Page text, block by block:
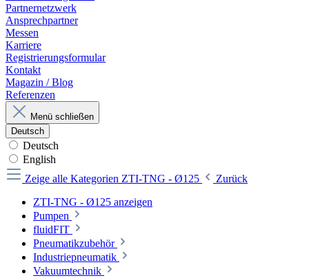
Partnernetzwerk
Ansprechpartner
Messen
Karriere
Registrierungsformular
Kontakt
Magazin / Blog
Referenzen
Menü schließen
Deutsch
Deutsch
English
Zeige alle Kategorien ZTI-TNG - Ø125
Zurück
ZTI-TNG - Ø125 anzeigen
Pumpen
fluidFIT
Pneumatikzubehör
Industriepneumatik
Vakuumtechnik